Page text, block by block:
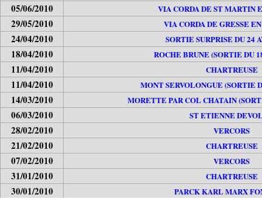
05/06/2010 VIA CORDA DE ST MARTIN
29/05/2010 VIA CORDA DE GRESSE
24/04/2010 SORTIE SURPRISE DU 24
18/04/2010 ROCHE BRUNE (SORTIE DU
11/04/2010 CHARTREUSE
11/04/2010 MONT SERVOLONGUE (SORTIE
14/03/2010 MORETTE PAR COL CHATAIN
06/03/2010 ST ETIENNE
28/02/2010 VERCORS
21/02/2010 CHARTREUSE
07/02/2010 VERCORS
31/01/2010 CHARTREUSE
30/01/2010 PARCK KARL MARX